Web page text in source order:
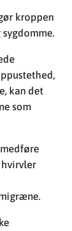
kroppen
kan det
som
hvirvler